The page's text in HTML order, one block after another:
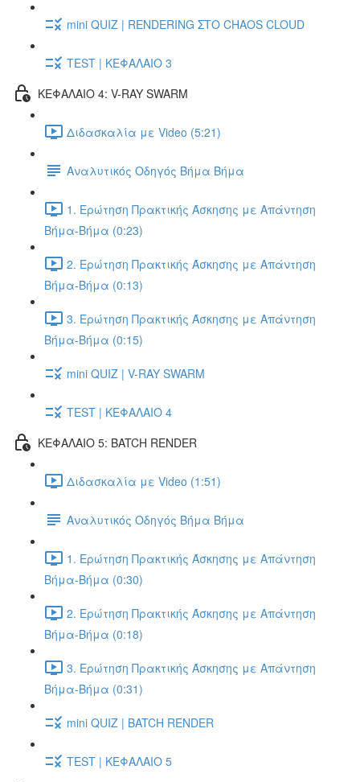
mini QUIZ | RENDERING ΣΤΟ CHAOS CLOUD
TEST | ΚΕΦΑΛΑΙΟ 3
ΚΕΦΑΛΑΙΟ 4: V-RAY SWARM
Διδασκαλία με Video (5:21)
Αναλυτικός Οδηγός Βήμα Βήμα
1. Ερώτηση Πρακτικής Άσκησης με Απάντηση
Βήμα-Βήμα (0:23)
2. Ερώτηση Πρακτικής Άσκησης με Απάντηση
Βήμα-Βήμα (0:13)
3. Ερώτηση Πρακτικής Άσκησης με Απάντηση
Βήμα-Βήμα (0:15)
mini QUIZ | V-RAY SWARM
TEST | ΚΕΦΑΛΑΙΟ 4
ΚΕΦΑΛΑΙΟ 5: BATCH RENDER
Διδασκαλία με Video (1:51)
Αναλυτικός Οδηγός Βήμα Βήμα
1. Ερώτηση Πρακτικής Άσκησης με Απάντηση
Βήμα-Βήμα (0:30)
2. Ερώτηση Πρακτικής Άσκησης με Απάντηση
Βήμα-Βήμα (0:18)
3. Ερώτηση Πρακτικής Άσκησης με Απάντηση
Βήμα-Βήμα (0:31)
mini QUIZ | BATCH RENDER
TEST | ΚΕΦΑΛΑΙΟ 5